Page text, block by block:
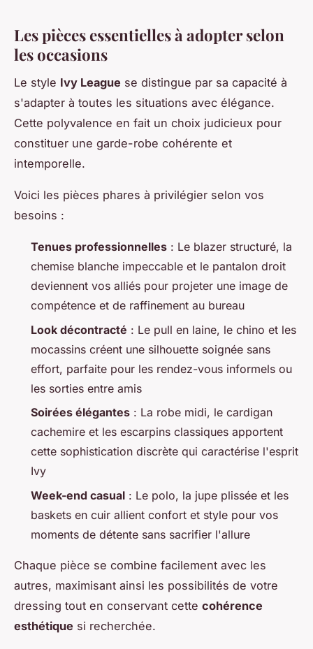
Les pièces essentielles à adopter selon
les occasions
Le style Ivy League se distingue par sa capacité à
s'adapter à toutes les situations avec élégance.
Cette polyvalence en fait un choix judicieux pour
constituer une garde-robe cohérente et
intemporelle.
Voici les pièces phares à privilégier selon vos
besoins :
Tenues professionnelles : Le blazer structuré, la
chemise blanche impeccable et le pantalon droit
deviennent vos alliés pour projeter une image de
compétence et de raffinement au bureau
Look décontracté : Le pull en laine, le chino et les
mocassins créent une silhouette soignée sans
effort, parfaite pour les rendez-vous informels ou
les sorties entre amis
Soirées élégantes : La robe midi, le cardigan
cachemire et les escarpins classiques apportent
cette sophistication discrète qui caractérise l'esprit
Ivy
Week-end casual : Le polo, la jupe plissée et les
baskets en cuir allient confort et style pour vos
moments de détente sans sacrifier l'allure
Chaque pièce se combine facilement avec les
autres, maximisant ainsi les possibilités de votre
dressing tout en conservant cette cohérence
esthétique si recherchée.